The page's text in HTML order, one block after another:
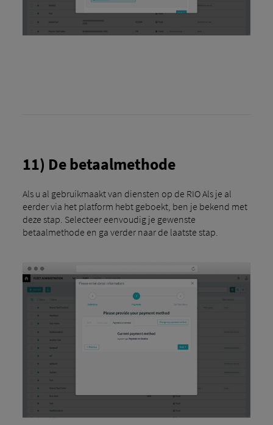
11) De betaalmethode
Als u al gebruikmaakt van diensten op de RIO Als je al
eerder via het platform hebt geboekt, ben je bekend met
deze stap. Selecteer eenvoudig je gewenste
betaalmethode en ga verder naar de laatste stap.